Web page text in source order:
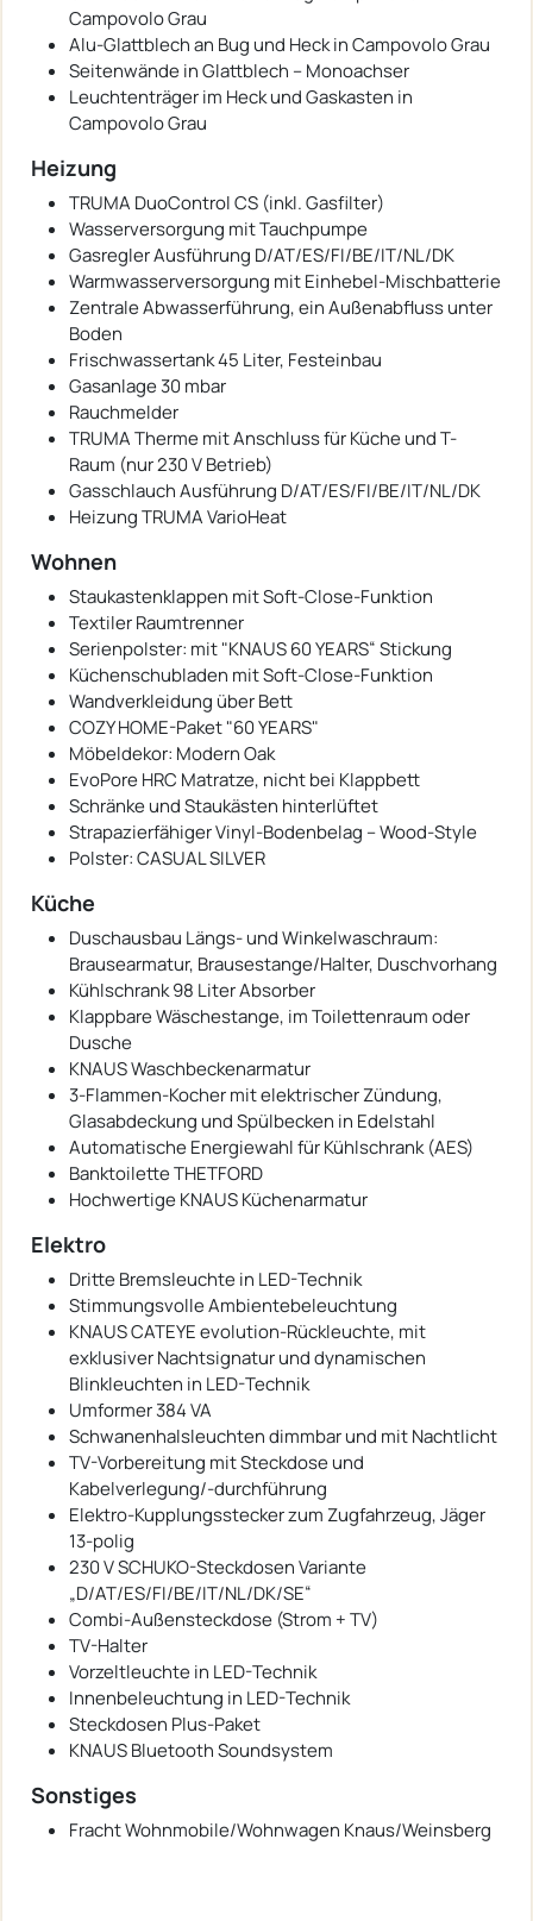
Campovolo Grau
Alu-Glattblech an Bug und Heck in Campovolo Grau
Seitenwände in Glattblech – Monoachser
Leuchtenträger im Heck und Gaskasten in
Campovolo Grau
Heizung
TRUMA DuoControl CS (inkl. Gasfilter)
Wasserversorgung mit Tauchpumpe
Gasregler Ausführung D/AT/ES/FI/BE/IT/NL/DK
Warmwasserversorgung mit Einhebel-Mischbatterie
Zentrale Abwasserführung, ein Außenabfluss unter
Boden
Frischwassertank 45 Liter, Festeinbau
Gasanlage 30 mbar
Rauchmelder
TRUMA Therme mit Anschluss für Küche und T-
Raum (nur 230 V Betrieb)
Gasschlauch Ausführung D/AT/ES/FI/BE/IT/NL/DK
Heizung TRUMA VarioHeat
Wohnen
Staukastenklappen mit Soft-Close-Funktion
Textiler Raumtrenner
Serienpolster: mit "KNAUS 60 YEARS“ Stickung
Küchenschubladen mit Soft-Close-Funktion
Wandverkleidung über Bett
COZY HOME-Paket "60 YEARS"
Möbeldekor: Modern Oak
EvoPore HRC Matratze, nicht bei Klappbett
Schränke und Staukästen hinterlüftet
Strapazierfähiger Vinyl-Bodenbelag – Wood-Style
Polster: CASUAL SILVER
Küche
Duschausbau Längs- und Winkelwaschraum:
Brausearmatur, Brausestange/Halter, Duschvorhang
Kühlschrank 98 Liter Absorber
Klappbare Wäschestange, im Toilettenraum oder
Dusche
KNAUS Waschbeckenarmatur
3-Flammen-Kocher mit elektrischer Zündung,
Glasabdeckung und Spülbecken in Edelstahl
Automatische Energiewahl für Kühlschrank (AES)
Banktoilette THETFORD
Hochwertige KNAUS Küchenarmatur
Elektro
Dritte Bremsleuchte in LED-Technik
Stimmungsvolle Ambientebeleuchtung
KNAUS CATEYE evolution-Rückleuchte, mit
exklusiver Nachtsignatur und dynamischen
Blinkleuchten in LED-Technik
Umformer 384 VA
Schwanenhalsleuchten dimmbar und mit Nachtlicht
TV-Vorbereitung mit Steckdose und
Kabelverlegung/-durchführung
Elektro-Kupplungsstecker zum Zugfahrzeug, Jäger
13-polig
230 V SCHUKO-Steckdosen Variante
„D/AT/ES/FI/BE/IT/NL/DK/SE“
Combi-Außensteckdose (Strom + TV)
TV-Halter
Vorzeltleuchte in LED-Technik
Innenbeleuchtung in LED-Technik
Steckdosen Plus-Paket
KNAUS Bluetooth Soundsystem
Sonstiges
Fracht Wohnmobile/Wohnwagen Knaus/Weinsberg